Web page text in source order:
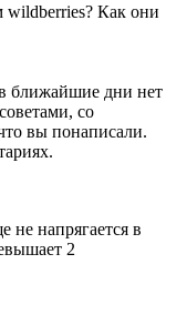
wildberries? Как они
ближайшие дни нет
со
вы понаписали.
не напрягается в
2